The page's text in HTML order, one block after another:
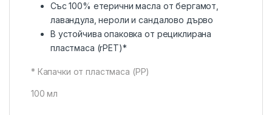
Със 100% етерични масла от бергамот,
лавандула, нероли и сандалово дърво
В устойчива опаковка от рециклирана
пластмаса (rPET)*
* Капачки от пластмаса (PP)
100 мл